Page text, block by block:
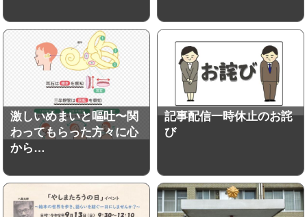
激しいめまいと嘔吐〜関
わってもらった方々に心
から…
記事配信一時休止のお詫
び